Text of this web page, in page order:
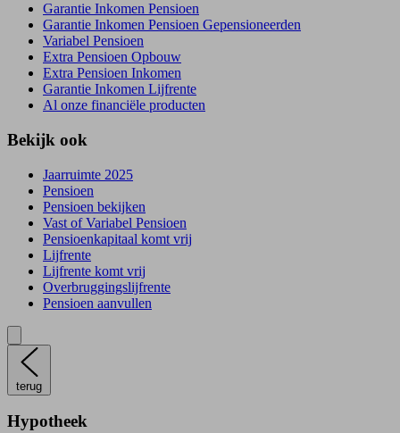
Garantie Inkomen Pensioen
Garantie Inkomen Pensioen Gepensioneerden
Variabel Pensioen
Extra Pensioen Opbouw
Extra Pensioen Inkomen
Garantie Inkomen Lijfrente
Al onze financiële producten
Bekijk ook
Jaarruimte 2025
Pensioen
Pensioen bekijken
Vast of Variabel Pensioen
Pensioenkapitaal komt vrij
Lijfrente
Lijfrente komt vrij
Overbruggingslijfrente
Pensioen aanvullen
terug
Hypotheek